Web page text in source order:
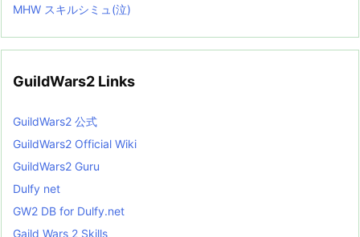
MHW スキルシミュ(泣)
GuildWars2 Links
GuildWars2 公式
GuildWars2 Official Wiki
GuildWars2 Guru
Dulfy net
GW2 DB for Dulfy.net
Gaild Wars 2 Skills